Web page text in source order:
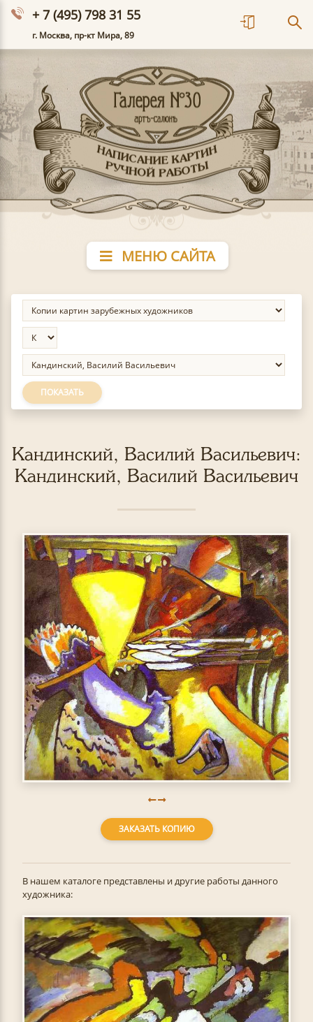
+ 7 (495) 798 31 55
г. Москва, пр-кт Мира, 89
МЕНЮ САЙТА
ПОКАЗАТЬ
Кандинский, Василий Васильевич:
Кандинский, Василий Васильевич
ЗАКАЗАТЬ КОПИЮ
В нашем каталоге представлены и другие работы данного
художника: